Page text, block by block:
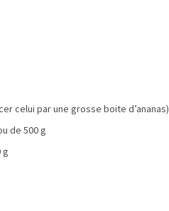
celui par une grosse boite d’ananas)
de 500 g
g